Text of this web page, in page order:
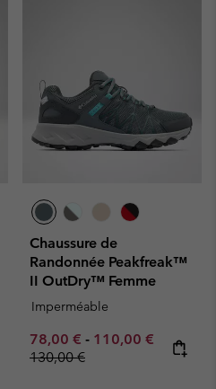
Chaussure de
Randonnée Peakfreak™
II OutDry™ Femme
Imperméable
Minimum sale price:
78,00 € - Maximum sale
110,00 € Regular
130,00 €